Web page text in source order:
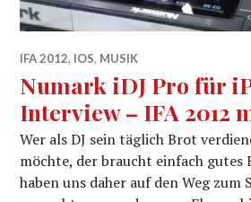
IFA 2012, IOS, MUSIK
Numark iDJ Pro für
Interview – IFA 2012
Wer als DJ sein täglich Brot
möchte, der braucht einfach gutes
haben uns daher auf den Weg zum